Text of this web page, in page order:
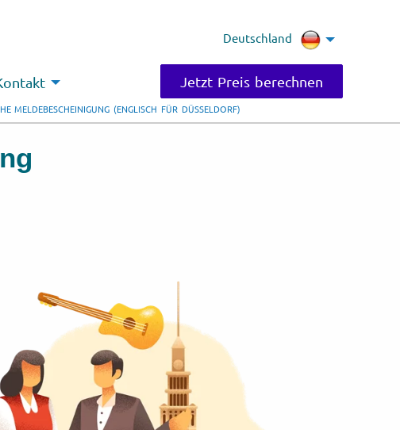
Deutschland
Jetzt Preis berechnen
MELDEBESCHEINIGUNG (ENGLISCH FÜR DÜSSELDORF)